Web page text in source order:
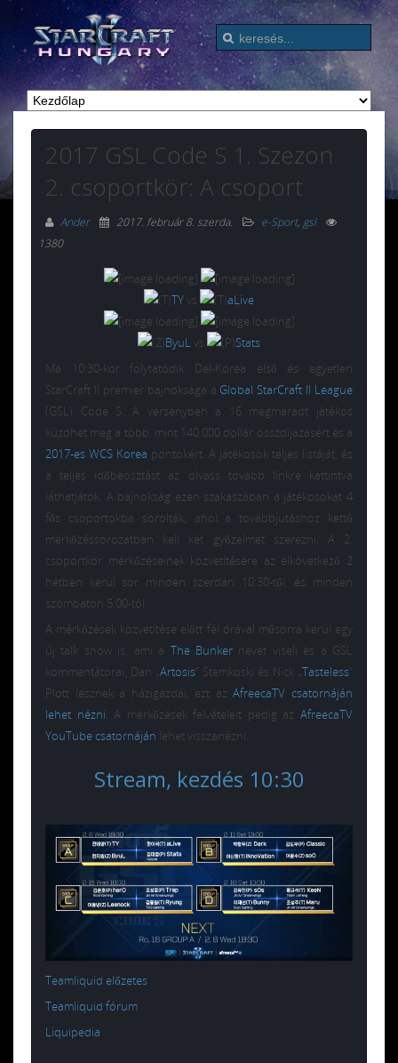
2017 GSL Code S 1. Szezon
2. csoportkör: A csoport
Ander 2017. február 8. szerda. e-Sport, gsl
1380
TYvs aLive
ByuLvs
Stats
Ma 10:30-kor folytatódik Dél-Korea első és egyetlen
StarCraft II premier bajnoksága a Global StarCraft II League
(GSL) Code S. A versenyben a 16 megmaradt játékos
küzdhet meg a több, mint 140 000 dollár összdíjazásért és a
2017-es WCS Korea pontokért. A játékosok teljes listáját, és
a teljes időbeosztást az olvass tovább linkre kattintva
láthatjátok. A bajnokság ezen szakaszában a játékosokat 4
fős csoportokba sorolták, ahol a továbbjutáshoz kettő
mérkőzéssorozatban kell két győzelmet szerezni. A 2.
csoportkör mérkőzéseinek közvetítésére az elkövetkező 2
hétben kerül sor minden szerdán 10:30-től, és minden
szombaton 5:00-tól.
A mérkőzések közvetítése előtt fél órával műsorra kerül egy
új talk show is, ami a The Bunkernevet viseli és a GSL
kommentátorai, Dan „Artosis ” Stemkoski és Nick „Tasteless
Plott lesznek a házigazdái, ezt azAfreecaTV csatornáján
lehet nézni. A mérkőzések felvételeit pedig azAfreecaTV
YouTube csatornáján lehet visszanézni.
Stream, kezdés 10:30
Teamliquid előzetes
Teamliquid fórum
Liquipedia